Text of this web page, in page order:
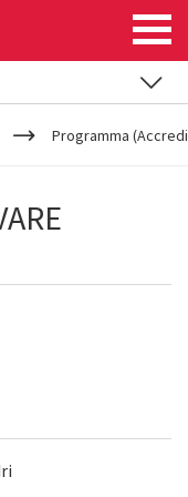
Programma